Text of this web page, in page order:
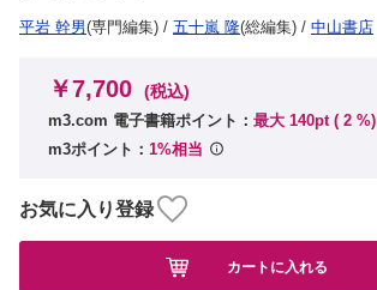
平岩 幹男(専門編集) / 五十嵐 隆(総編集) / 中山書店
￥7,700 (税込)
m3.com 電子書籍ポイント： 最大 140pt ( 2 %)
m3ポイント： 1%相当
お気に入り登録
カートに入れる